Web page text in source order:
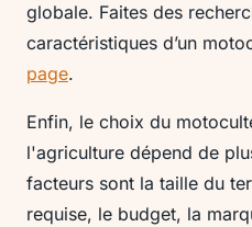
globale. Faites des
caractéristiques d’un
page.
Enfin, le choix du
l'agriculture dépend de
facteurs sont la taille du
requise, le budget, la